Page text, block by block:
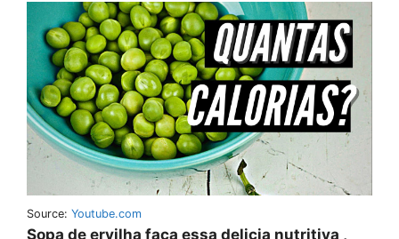
Source: Youtube.com
Sopa de ervilha faça essa delicia nutritiva ,